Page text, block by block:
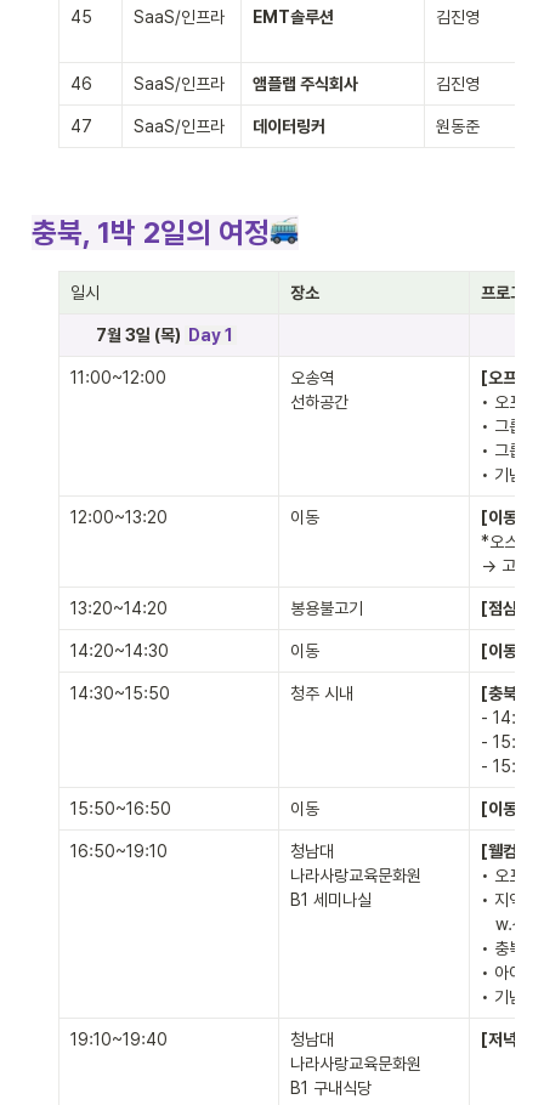
45 SaaS/인프라 EMT솔루션 김진영
46 SaaS/인프라 앰플랩 주식회사 김진영
47 SaaS/인프라 데이터링커 원동준
충북, 1박 2일의 여정
일시 장소 프로그램
       7월 3일 (목)
Day 1
11:00~12:00
오송역
선하공간
[오프닝]
• 오프닝
• 그룹
• 그룹
• 기념촬
12:00~13:20 이동 [이동]
*오스코
→ 고려
13:20~14:20 봉용불고기 [점심식
14:20~14:30 이동 [이동]
14:30~15:50 청주 시내
[충북 로
-
-
-
15:50~16:50 이동 [이동]
16:50~19:10
청남대
나라사랑교육문화원
B1 세미나실
[웰컴투
• 오프닝
• 지역
w.산업
• 충북도
• 아이디
• 기념촬
19:10~19:40
청남대
나라사랑교육문화원
B1 구내식당
[저녁식